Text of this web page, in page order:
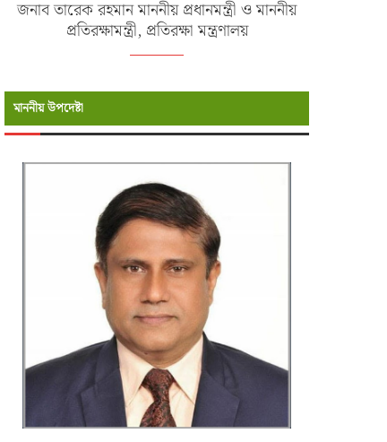
জনাব তারেক রহমান মাননীয় প্রধানমন্ত্রী ও মাননীয়
প্রতিরক্ষামন্ত্রী, প্রতিরক্ষা মন্ত্রণালয়
মাননীয় উপদেষ্টা